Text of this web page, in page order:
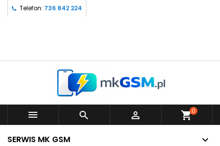
Telefon: 736 842 224
   shopping_cart0
SERWIS MK GSM